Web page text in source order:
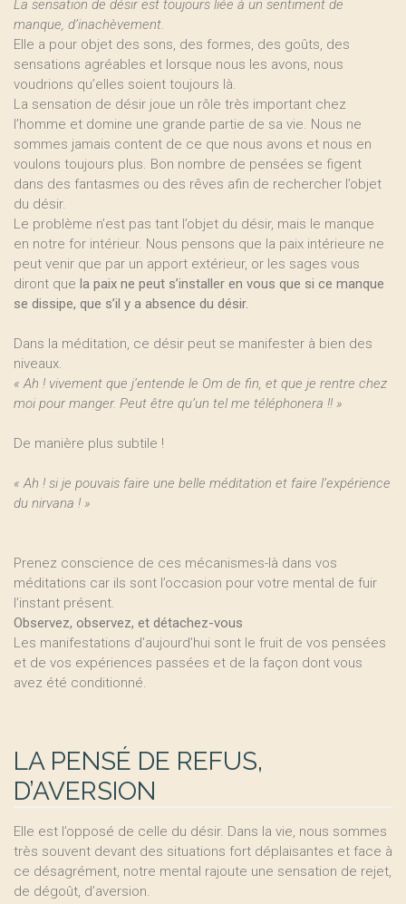
La sensation de désir est toujours liée à un sentiment de
manque, d’inachèvement.
Elle a pour objet des sons, des formes, des goûts, des
sensations agréables et lorsque nous les avons, nous
voudrions qu’elles soient toujours là.
La sensation de désir joue un rôle très important chez
l’homme et domine une grande partie de sa vie. Nous ne
sommes jamais content de ce que nous avons et nous en
voulons toujours plus. Bon nombre de pensées se figent
dans des fantasmes ou des rêves afin de rechercher l’objet
du désir.
Le problème n’est pas tant l’objet du désir, mais le manque
en notre for intérieur. Nous pensons que la paix intérieure ne
peut venir que par un apport extérieur, or les sages vous
diront que la paix ne peut s’installer en vous que si ce manque
se dissipe, que s’il y a absence du désir.
Dans la méditation, ce désir peut se manifester à bien des
niveaux.
« Ah ! vivement que j‘entende le Om de fin, et que je rentre chez
moi pour manger. Peut être qu’un tel me téléphonera !! »
De manière plus subtile !
« Ah ! si je pouvais faire une belle méditation et faire l’expérience
du nirvana ! »
Prenez conscience de ces mécanismes-là dans vos
méditations car ils sont l’occasion pour votre mental de fuir
l’instant présent.
Observez, observez, et détachez-vous
Les manifestations d’aujourd’hui sont le fruit de vos pensées
et de vos expériences passées et de la façon dont vous
avez été conditionné.
LA PENSÉ DE REFUS,
D’AVERSION
Elle est l’opposé de celle du désir. Dans la vie, nous sommes
très souvent devant des situations fort déplaisantes et face à
ce désagrément, notre mental rajoute une sensation de rejet,
de dégoût, d’aversion.